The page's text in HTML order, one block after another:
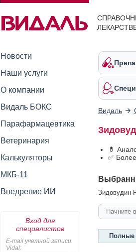
Новости
Наши услуги
О компании
Видаль БОКС
Парафармацевтика
Ветеринария
Калькуляторы
МКБ-11
Внедрение ИИ
Вход для
специалистов
E-mail учетной записи
Vidal:
Видаль
💊
✅
Зидовудин
Полные